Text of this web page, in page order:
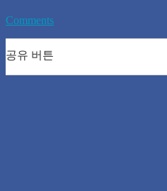
Comments
공유 버튼